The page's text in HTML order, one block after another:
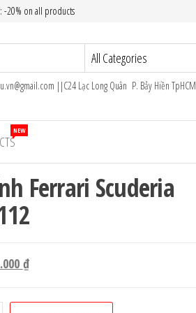
-20% on all products
||C24 Lạc Long Quân P. Bảy Hiền TpHCM
NEW
Ferrari Scuderia
₫Giá
tại